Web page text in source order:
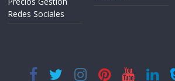
Redes Sociales